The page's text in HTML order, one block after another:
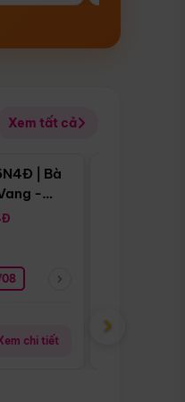
Xem tất cả
09
nổi bật
| Bà
-
chi tiết
Giá từ:
›